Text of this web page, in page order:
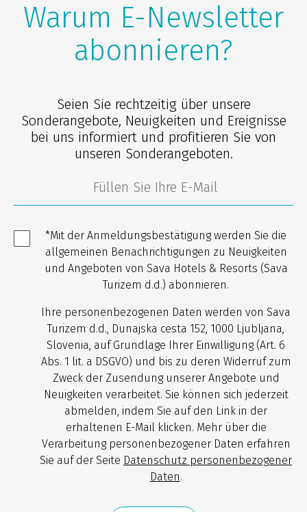
Warum E-Newsletter
abonnieren?
Seien Sie rechtzeitig über unsere
Sonderangebote, Neuigkeiten und Ereignisse
bei uns informiert und profitieren Sie von
unseren Sonderangeboten.
*Mit der Anmeldungsbestätigung werden Sie die
allgemeinen Benachrichtigungen zu Neuigkeiten
und Angeboten von Sava Hotels & Resorts (Sava
Turizem d.d.) abonnieren.
Ihre personenbezogenen Daten werden von Sava
Turizem d.d., Dunajska cesta 152, 1000 Ljubljana,
Slovenia, auf Grundlage Ihrer Einwilligung (Art. 6
Abs. 1 lit. a DSGVO) und bis zu deren Widerruf zum
Zweck der Zusendung unserer Angebote und
Neuigkeiten verarbeitet. Sie können sich jederzeit
abmelden, indem Sie auf den Link in der
erhaltenen E-Mail klicken. Mehr über die
Verarbeitung personenbezogener Daten erfahren
Sie auf der Seite Datenschutz personenbezogener
Daten.